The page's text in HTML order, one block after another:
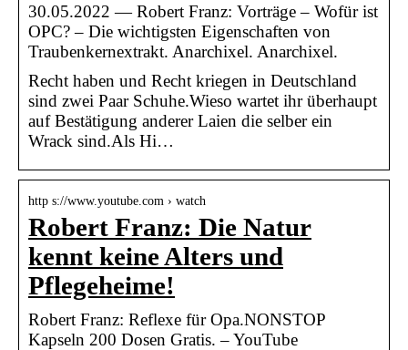
30.05.2022 — Robert Franz: Vorträge – Wofür ist
OPC? – Die wichtigsten Eigenschaften von
Traubenkernextrakt. Anarchixel. Anarchixel.
Recht haben und Recht kriegen in Deutschland
sind zwei Paar Schuhe.Wieso wartet ihr überhaupt
auf Bestätigung anderer Laien die selber ein
Wrack sind.Als Hi…
http s://www.youtube.com › watch
Robert Franz: Die Natur
kennt keine Alters und
Pflegeheime!
Robert Franz: Reflexe für Opa.NONSTOP
Kapseln 200 Dosen Gratis. – YouTube